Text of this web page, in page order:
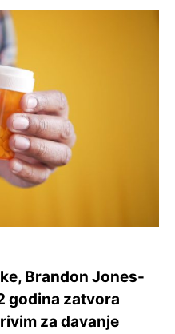
Brandon Jones-
godina zatvora
za davanje